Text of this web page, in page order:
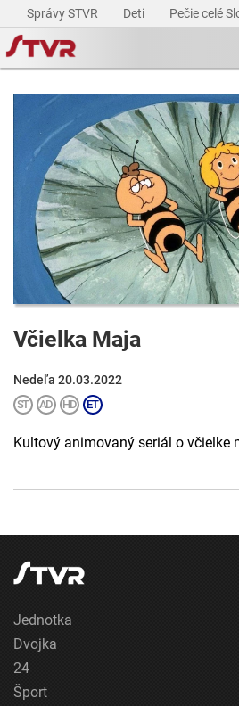
Správy STVR Deti Pečie celé
Včielka Maja
Nedeľa 20.03.2022
Kultový animovaný seriál o včielke
Jednotka
Dvojka
24
Šport